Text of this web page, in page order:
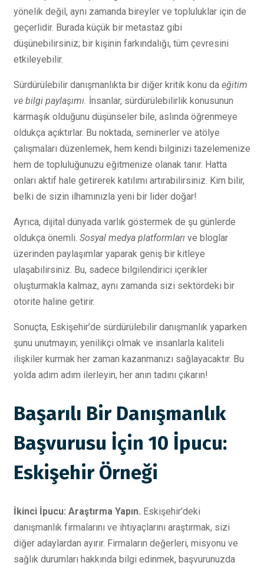
yönelik değil, aynı zamanda bireyler ve topluluklar için de
geçerlidir. Burada küçük bir metastaz gibi
düşünebilirsiniz; bir kişinin farkındalığı, tüm çevresini
etkileyebilir.
Sürdürülebilir danışmanlıkta bir diğer kritik konu da eğitim
ve bilgi paylaşımı. İnsanlar, sürdürülebilirlik konusunun
karmaşık olduğunu düşünseler bile, aslında öğrenmeye
oldukça açıktırlar. Bu noktada, seminerler ve atölye
çalışmaları düzenlemek, hem kendi bilginizi tazelemenize
hem de topluluğunuzu eğitmenize olanak tanır. Hatta
onları aktif hale getirerek katılımı artırabilirsiniz. Kim bilir,
belki de sizin ilhamınızla yeni bir lider doğar!
Ayrıca, dijital dünyada varlık göstermek de şu günlerde
oldukça önemli. Sosyal medya platformları ve bloglar
üzerinden paylaşımlar yaparak geniş bir kitleye
ulaşabilirsiniz. Bu, sadece bilgilendirici içerikler
oluşturmakla kalmaz, aynı zamanda sizi sektördeki bir
otorite haline getirir.
Sonuçta, Eskişehir’de sürdürülebilir danışmanlık yaparken
şunu unutmayın; yenilikçi olmak ve insanlarla kaliteli
ilişkiler kurmak her zaman kazanmanızı sağlayacaktır. Bu
yolda adım adım ilerleyin, her anın tadını çıkarın!
Başarılı Bir Danışmanlık
Başvurusu İçin 10 İpucu:
Eskişehir Örneği
İkinci İpucu: Araştırma Yapın. Eskişehir’deki
danışmanlık firmalarını ve ihtiyaçlarını araştırmak, sizi
diğer adaylardan ayırır. Firmaların değerleri, misyonu ve
sağlık durumları hakkında bilgi edinmek, başvurunuzda